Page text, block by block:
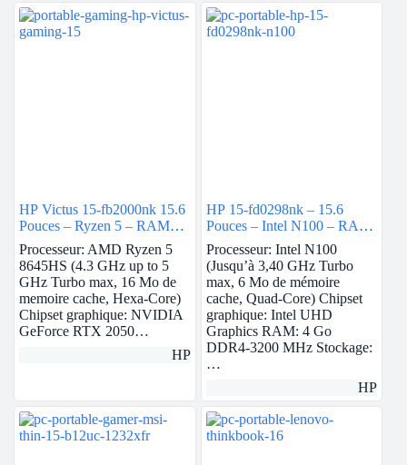
HP Victus 15-fb2000nk 15.6
Pouces – Ryzen 5 – RAM
8Go – 512Go SSD – Nvidia
RTX 2050
Processeur: AMD Ryzen 5
8645HS (4.3 GHz up to 5
GHz Turbo max, 16 Mo de
memoire cache, Hexa-Core)
Chipset graphique: NVIDIA
GeForce RTX 2050…
HP
HP 15-fd0298nk – 15.6
Pouces – Intel N100 – RAM
4Go – 256Go SSD – Intel
UHD
Processeur: Intel N100
(Jusqu’à 3,40 GHz Turbo
max, 6 Mo de mémoire
cache, Quad-Core) Chipset
graphique: Intel UHD
Graphics RAM: 4 Go
DDR4-3200 MHz Stockage:
…
HP